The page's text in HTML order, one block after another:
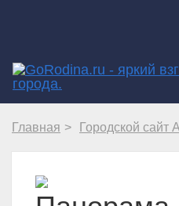
Главная Городской сайт